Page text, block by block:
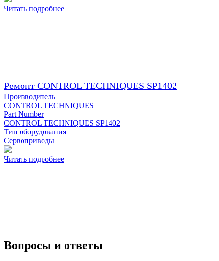
Читать подробнее
Ремонт CONTROL TECHNIQUES SP1402
Производитель
CONTROL TECHNIQUES
Part Number
CONTROL TECHNIQUES SP1402
Тип оборудования
Сервоприводы
Читать подробнее
Вопросы и ответы